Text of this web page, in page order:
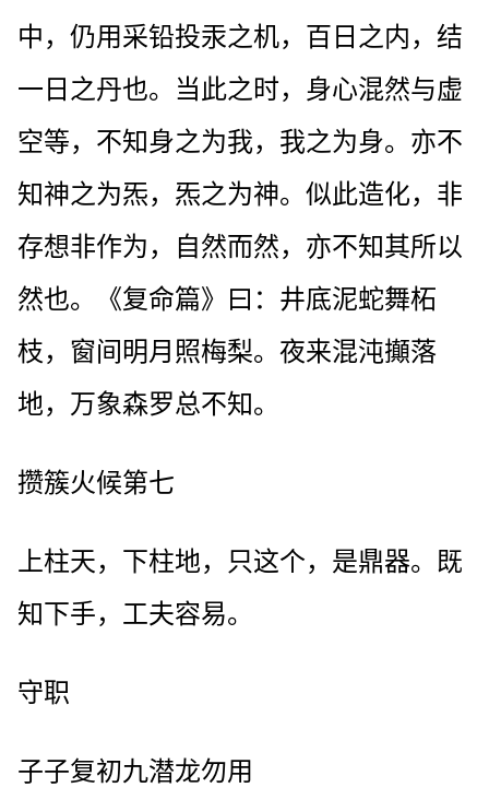
中，仍用采铅投汞之机，百日之内，结
一日之丹也。当此之时，身心混然与虚
空等，不知身之为我，我之为身。亦不
知神之为炁，炁之为神。似此造化，非
存想非作为，自然而然，亦不知其所以
然也。《复命篇》曰：井底泥蛇舞柘
枝，窗间明月照梅梨。夜来混沌攧落
地，万象森罗总不知。
攒簇火候第七
上柱天，下柱地，只这个，是鼎器。既
知下手，工夫容易。
守职
子子复初九潜龙勿用